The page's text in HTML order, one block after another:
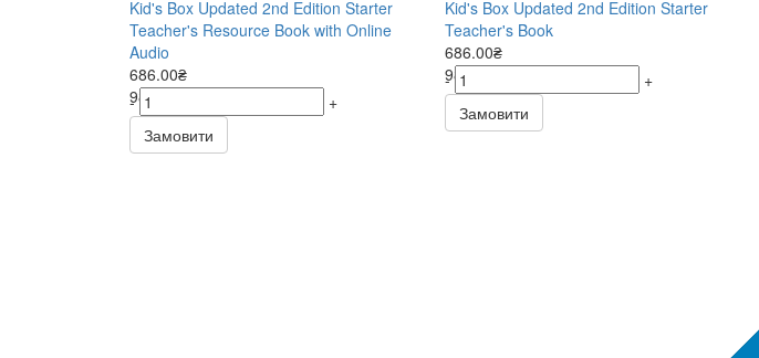
Kid's Box Updated 2nd Edition Starter
Teacher's Resource Book with Online
Audio
686.00₴
980.00₴
-
+
Замовити
Kid's Box Updated 2nd Edition Starter
Teacher's Book
686.00₴
980.00₴
-
+
Замовити